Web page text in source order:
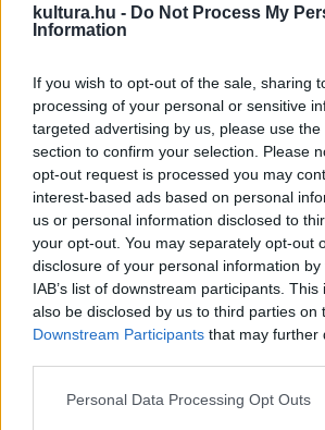
kultura.hu - Do Not Process My
Information
If you wish to opt-out of the sale, sharing
processing of your personal or sensitive
targeted advertising by us, please use
section to confirm your selection. Please
opt-out request is processed you may
interest-based ads based on personal
us or personal information disclosed to
your opt-out. You may separately opt-out
disclosure of your personal information
IAB’s list of downstream participants.
also be disclosed by us to third parties on
Downstream Participants that may further
Please note that this website/app uses
Personal Data Processing Opt Outs
visszatapsoltBurokutolsó előadása a
újra műsorára tűzi a Toldi Mozi, június 1-én
közönségtalálkozóval egybekötve.
A Tünet Búcsúnapján, június 13-án 18
Tünet múltja a Trafó tereiben – fotó-
tárgyinstallációk várják a látogatókat,
Priznic-ágyban, a Tünet tagjai
születni, ki lehet próbálni aBurok-
fakanál pörgetést. 20 órakor kezdetét
„Sok-sok valaha volt Tünetessel és